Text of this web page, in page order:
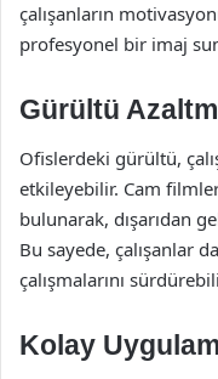
çalışanların
profesyonel bir imaj
Gürültü
Ofislerdeki gürültü,
etkileyebilir. Cam
bulunarak, dışarıdan
Bu sayede, çalışanlar
çalışmalarını
Kolay